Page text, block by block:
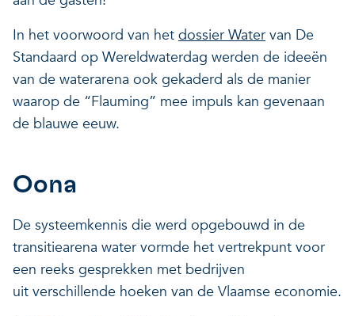
In het voorwoord van het dossier Water van De
Standaard op Wereldwaterdag werden de ideeën
van de waterarena ook gekaderd als de manier
waarop de “Flauming” mee impuls kan gevenaan
de blauwe eeuw.
Oona
De systeemkennis die werd opgebouwd in de
transitiearena water vormde het vertrekpunt voor
een reeks gesprekken met bedrijven
uit verschillende hoeken van de Vlaamse economie.